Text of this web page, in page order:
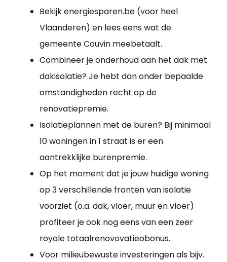
Bekijk energiesparen.be (voor heel
Vlaanderen) en lees eens wat de
gemeente Couvin meebetaalt.
Combineer je onderhoud aan het dak met
dakisolatie? Je hebt dan onder bepaalde
omstandigheden recht op de
renovatiepremie.
Isolatieplannen met de buren? Bij minimaal
10 woningen in 1 straat is er een
aantrekklijke burenpremie.
Op het moment dat je jouw huidige woning
op 3 verschillende fronten van isolatie
voorziet (o.a. dak, vloer, muur en vloer)
profiteer je ook nog eens van een zeer
royale totaalrenovovatieobonus.
Voor milieubewuste investeringen als bijv.